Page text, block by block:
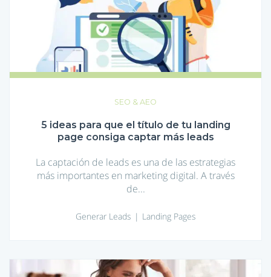
para
que
el
título
de
tu
landing
consiga
más
leads
SEO & AEO
5 ideas para que el título de tu landing
page consiga captar más leads
La captación de leads es una de las estrategias
más importantes en marketing digital. A través
de...
Generar Leads Landing Pages
7